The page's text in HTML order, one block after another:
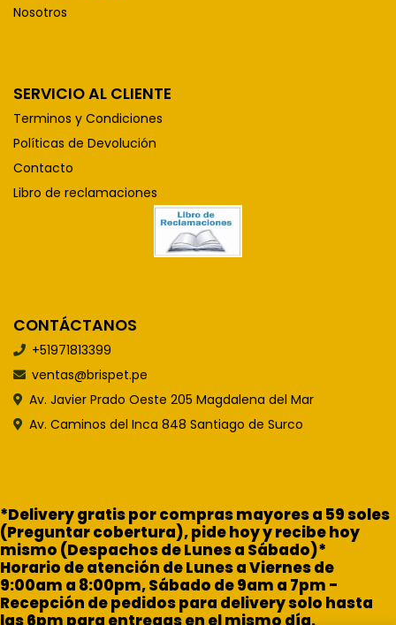
Nosotros
SERVICIO AL CLIENTE
Terminos y Condiciones
Políticas de Devolución
Contacto
Libro de reclamaciones
CONTÁCTANOS
+51971813399
ventas@brispet.pe
Av. Javier Prado Oeste 205 Magdalena del Mar
Av. Caminos del Inca 848 Santiago de Surco
*Delivery gratis por compras mayores a 59 soles
(Preguntar cobertura), pide hoy y recibe hoy
mismo (Despachos de Lunes a Sábado)*
Horario de atención de Lunes a Viernes de
9:00am a 8:00pm, Sábado de 9am a 7pm -
Recepción de pedidos para delivery solo hasta
las 6pm para entregas en el mismo día.